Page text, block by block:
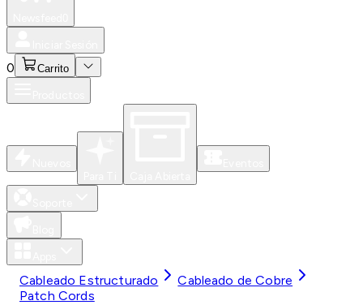
0 Carrito
Cableado Estructurado
Cableado de Cobre
Patch Cords